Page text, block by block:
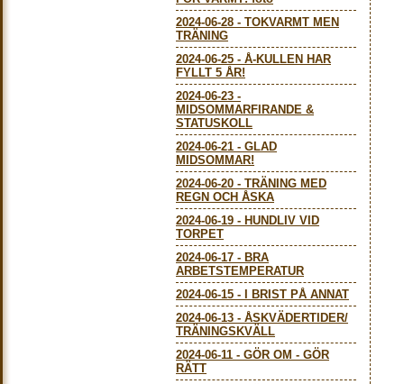
2024-06-28 - TOKVARMT MEN
TRÄNING
2024-06-25 - Å-KULLEN HAR
FYLLT 5 ÅR!
2024-06-23 -
MIDSOMMARFIRANDE &
STATUSKOLL
2024-06-21 - GLAD
MIDSOMMAR!
2024-06-20 - TRÄNING MED
REGN OCH ÅSKA
2024-06-19 - HUNDLIV VID
TORPET
2024-06-17 - BRA
ARBETSTEMPERATUR
2024-06-15 -
I BRIST PÅ ANNAT
2024-06-13 - ÅSKVÄDERTIDER/
TRÄNINGSKVÄLL
2024-06-11 - GÖR OM - GÖR
RÄTT